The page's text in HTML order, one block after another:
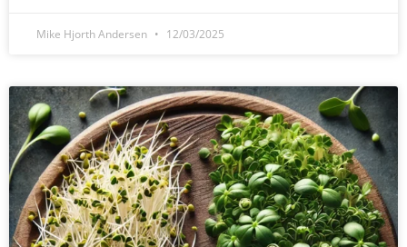
Mike Hjorth Andersen 12/03/2025